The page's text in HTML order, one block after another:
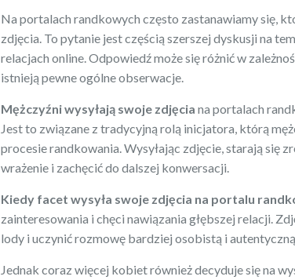
Na portalach randkowych często zastanawiamy się,
zdjęcia. To pytanie jest częścią szerszej dyskusji na
relacjach online. Odpowiedź może się różnić w
istnieją pewne ogólne obserwacje.
Mężczyźni wysyłają swoje zdjęcia na portalach
Jest to związane z tradycyjną rolą inicjatora, którą
procesie randkowania. Wysyłając zdjęcie, starają się
wrażenie i zachęcić do dalszej konwersacji.
Kiedy facet wysyła swoje zdjęcia na portalu
zainteresowania i chęci nawiązania głębszej relacji.
lody i uczynić rozmowę bardziej osobistą i
Jednak coraz więcej kobiet również decyduje się na